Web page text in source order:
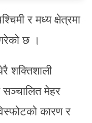
र मध्य क्षेत्रमा
छ ।
शक्तिशाली
मेहर
कारण र